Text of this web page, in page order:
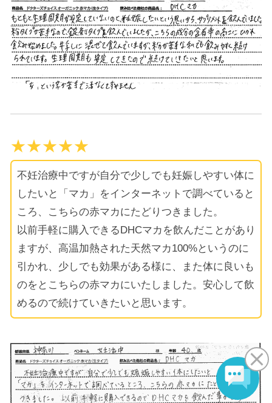
★★★★★
不妊治療中ですが自分で少しでも妊娠しやすい体に
したいと「マカ」をインターネットで調べていると
ころ、こちらの赤マカにたどりつきました。
以前手軽に購入できるDHCマカを飲んだことがあり
ますが、高温加熱された天然マカ100%というのに
引かれ、少しでも効果がある様に、また体に良いも
のをとこちらの赤マカにいたしました。安心して飲
めるので続けていきたいと思います。